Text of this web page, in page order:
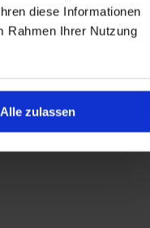
diese Informationen
Rahmen Ihrer Nutzung
Alle zulassen